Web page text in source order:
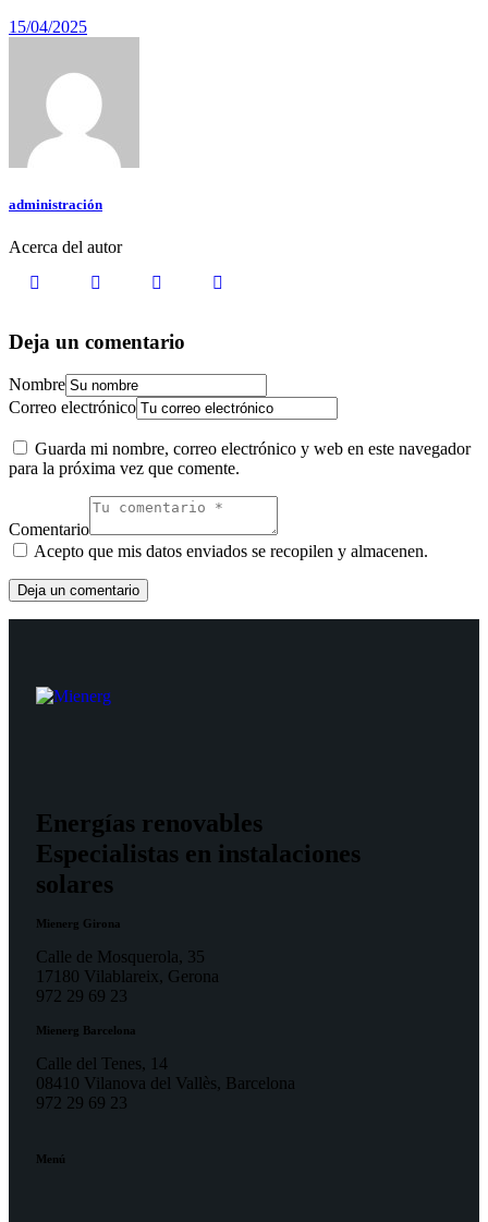
15/04/2025
administración
Acerca del autor
Deja un comentario
Nombre
Correo electrónico
Guarda mi nombre, correo electrónico y web en este navegador
para la próxima vez que comente.
Comentario
Acepto que mis datos enviados se recopilen y almacenen.
Energías renovables
Especialistas en instalaciones
solares
Mienerg Girona
Calle de Mosquerola, 35
17180 Vilablareix, Gerona
972 29 69 23
Mienerg Barcelona
Calle del Tenes, 14
08410 Vilanova del Vallès, Barcelona
972 29 69 23
Menú